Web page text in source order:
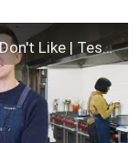
Pro Chefs Cook and Eat Food They Don't Like | Test Kitchen Talks | Bon Appétit